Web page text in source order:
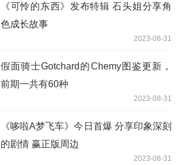
《可怜的东西》发布特辑 石头姐分享角
色成长故事
2023-08-31
假面骑士Gotchard的Chemy图鉴更新，
前期一共有60种
2023-08-31
《哆啦A梦飞车》今日首爆 分享印象深刻
的剧情 赢正版周边
2023-08-31